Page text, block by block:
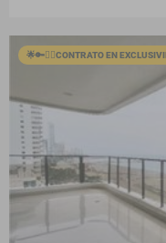
🌟🔑🙋‍♂️CONTRATO EN